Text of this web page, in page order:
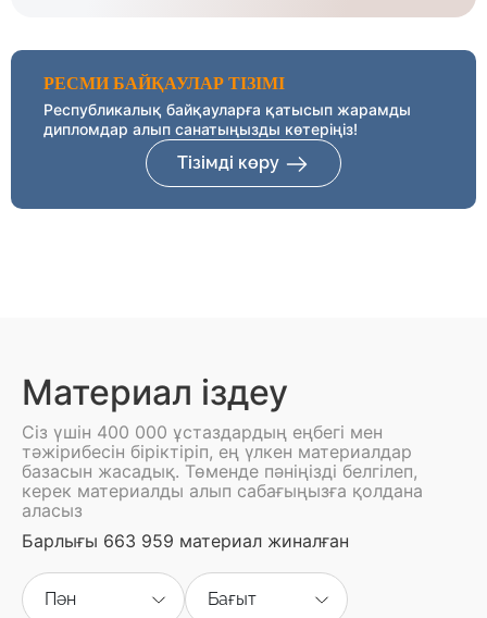
РЕСМИ БАЙҚАУЛАР ТІЗІМІ
Республикалық байқауларға қатысып жарамды
дипломдар алып санатыңызды көтеріңіз!
Тізімді көру
Материал іздеу
Сіз үшін 400 000 ұстаздардың еңбегі мен
тәжірибесін біріктіріп, ең үлкен материалдар
базасын жасадық. Төменде пәніңізді белгілеп,
керек материалды алып сабағыңызға қолдана
аласыз
Барлығы 663 959 материал жиналған
Пән Бағыт